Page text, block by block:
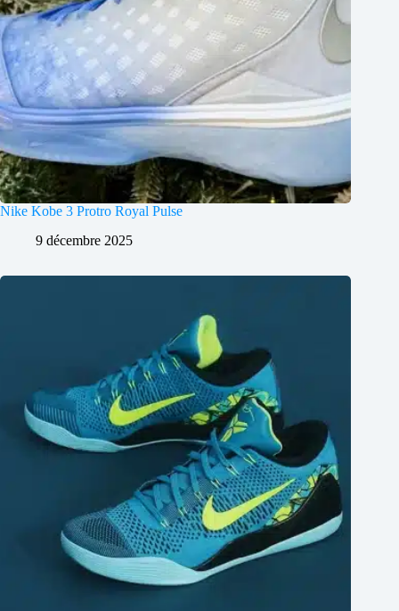
Nike Kobe 3 Protro Royal Pulse
9 décembre 2025